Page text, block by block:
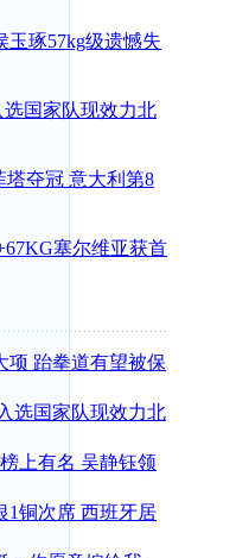
玉琢57kg级遗憾失
国家队现效力北
塔夺冠 意大利第8
塞尔维亚获首
项 跆拳道有望被保
选国家队现效力北
上有名 吴静钰领
1铜次席 西班牙居